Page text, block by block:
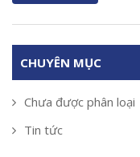
CHUYÊN MỤC
Chưa được phân loại
Tin tức